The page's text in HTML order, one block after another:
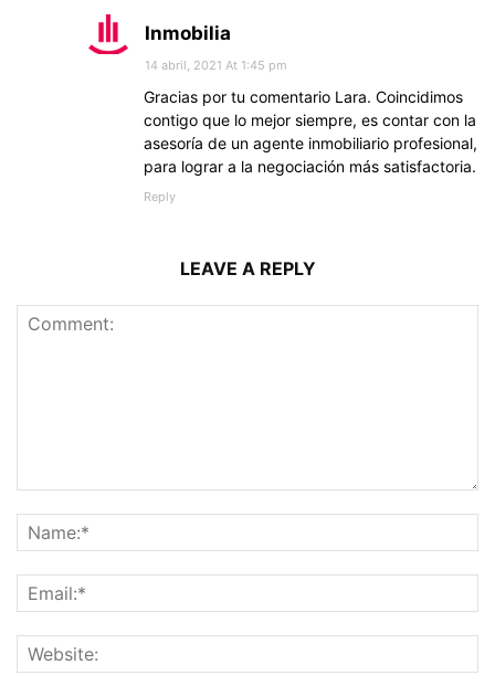
Inmobilia
14 abril, 2021 At 1:45 pm
Gracias por tu comentario Lara. Coincidimos
contigo que lo mejor siempre, es contar con la
asesoría de un agente inmobiliario profesional,
para lograr a la negociación más satisfactoria.
Reply
LEAVE A REPLY